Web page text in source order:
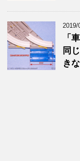
2019/
「
同
き